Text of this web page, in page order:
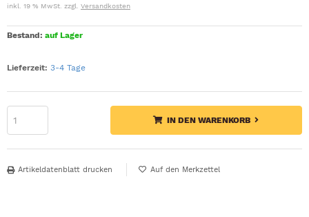
inkl. 19 % MwSt. zzgl. Versandkosten
Bestand: auf Lager
Lieferzeit: 3-4 Tage
IN DEN WARENKORB
Artikeldatenblatt drucken